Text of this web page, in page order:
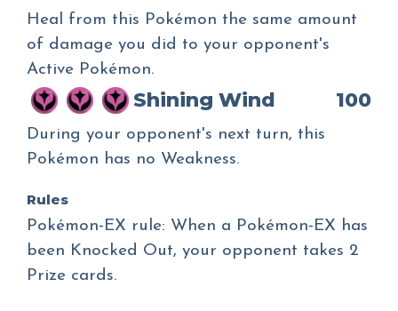
Heal from this Pokémon the same amount
of damage you did to your opponent's
Active Pokémon.
Shining Wind 100
During your opponent's next turn, this
Pokémon has no Weakness.
Rules
Pokémon-EX rule: When a Pokémon-EX has
been Knocked Out, your opponent takes 2
Prize cards.